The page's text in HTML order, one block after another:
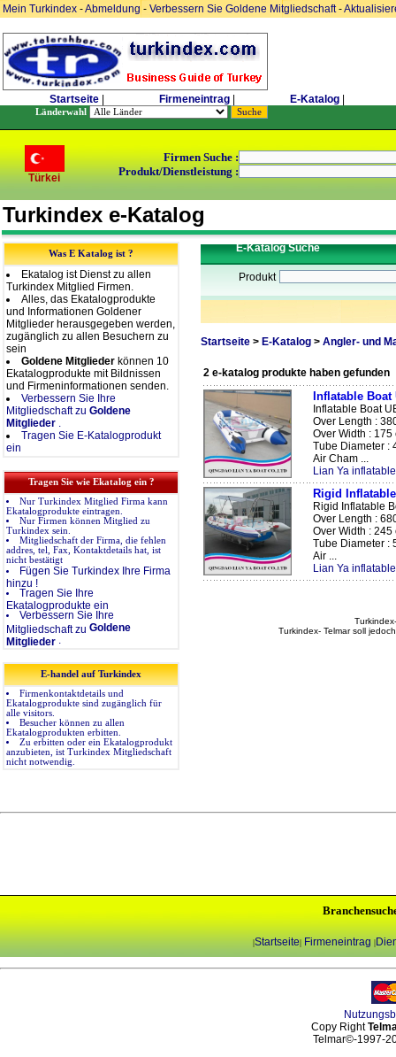
Mein Turkindex -Abmeldung- Verbessern Sie Goldene Mitgliedschaft-
Startseite Firmeneintrag E-Katalog
Länderwahl
Türkei
Firmen Suche :
Produkt/Dienstleistung :
Turkindex e-Katalog
Was E Katalog ist ?
Ekatalog ist Dienst zu allen
Turkindex Mitglied Firmen.
Alles, das Ekatalogprodukte
und Informationen Goldener
Mitglieder herausgegeben werden,
zugänglich zu allen Besuchern zu
sein
Goldene Mitglieder können 10
Ekatalogprodukte mit Bildnissen
und Firmeninformationen senden.
Verbessern Sie Ihre
Mitgliedschaft zu Goldene
Mitglieder .
Tragen Sie E-Katalogprodukt
ein
Tragen Sie wie Ekatalog ein ?
Nur Turkindex Mitglied Firma kann
Ekatalogprodukte eintragen.
Nur Firmen können Mitglied zu
Turkindex sein.
Mitgliedschaft der Firma, die fehlen
addres, tel, Fax, Kontaktdetails hat, ist
nicht bestätigt
Fügen Sie Turkindex Ihre Firma
hinzu !
Tragen Sie Ihre
Ekatalogprodukte ein
Verbessern Sie Ihre
Mitgliedschaft zu Goldene
Mitglieder .
E-handel auf Turkindex
Firmenkontaktdetails und
Ekatalogprodukte sind zugänglich für
alle visitors.
Besucher können zu allen
Ekatalogprodukten erbitten.
Zu erbitten oder ein Ekatalogprodukt
anzubieten, ist Turkindex Mitgliedschaft
nicht notwendig.
E-Katalog Suche
Produkt
Startseite > E-Katalog> Angler- und
2 e-katalog produkte haben gefunden
Inflatable Boat
Inflatable Boat
Over Length :
Over Width : 175
Tube Diameter :
Air Cham ...
Lian Ya
Rigid
Rigid Inflatable
Over Length :
Over Width : 245
Tube Diameter :
Air ...
Lian Ya
Turkindex- Telmar soll
|Startseite| Firmeneintrag |
Copy Right
Telmar©-1997-